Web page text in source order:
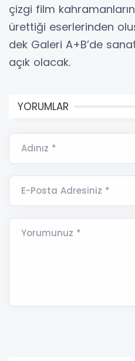
çizgi film
ürettiği eserlerinden
dek Galeri A+B’de
açık olacak.
YORUMLAR
Adınız *
E-Posta Adresiniz *
Yorumunuz *